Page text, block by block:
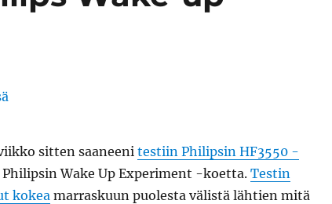
sitten saaneenitestiin Philipsin HF3550 -
Wake Up Experiment -koetta. Testin
kokeamarraskuun puolesta välistä lähtien mitä